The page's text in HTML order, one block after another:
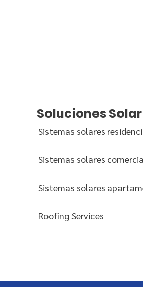
Soluciones Solar
Sistemas solares
Sistemas solares
Sistemas solares
Roofing Services